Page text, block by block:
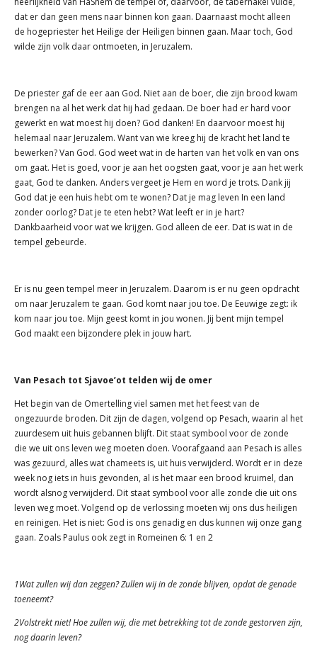
dat er dan geen mens naar binnen kon gaan. Daarnaast mocht alleen
de hogepriester het Heilige der Heiligen binnen gaan. Maar toch, God
wilde zijn volk daar ontmoeten, in Jeruzalem.
De priester gaf de eer aan God. Niet aan de boer, die zijn brood kwam
brengen na al het werk dat hij had gedaan. De boer had er hard voor
gewerkt en wat moest hij doen? God danken! En daarvoor moest hij
helemaal naar Jeruzalem. Want van wie kreeg hij de kracht het land te
bewerken? Van God. God weet wat in de harten van het volk en van ons
om gaat. Het is goed, voor je aan het oogsten gaat, voor je aan het werk
gaat, God te danken. Anders vergeet je Hem en word je trots. Dank jij
God dat je een huis hebt om te wonen? Dat je mag leven In een land
zonder oorlog? Dat je te eten hebt? Wat leeft er in je hart?
Dankbaarheid voor wat we krijgen. God alleen de eer. Dat is wat in de
tempel gebeurde.
Er is nu geen tempel meer in Jeruzalem. Daarom is er nu geen opdracht
om naar Jeruzalem te gaan. God komt naar jou toe. De Eeuwige zegt: ik
kom naar jou toe. Mijn geest komt in jou wonen. Jij bent mijn tempel
God maakt een bijzondere plek in jouw hart.
Van Pesach tot Sjavoe’ot telden wij de omer
Het begin van de Omertelling viel samen met het feest van de
ongezuurde broden. Dit zijn de dagen, volgend op Pesach, waarin al het
zuurdesem uit huis gebannen blijft. Dit staat symbool voor de zonde
die we uit ons leven weg moeten doen. Voorafgaand aan Pesach is alles
was gezuurd, alles wat chameets is, uit huis verwijderd. Wordt er in deze
week nog iets in huis gevonden, al is het maar een brood kruimel, dan
wordt alsnog verwijderd. Dit staat symbool voor alle zonde die uit ons
leven weg moet. Volgend op de verlossing moeten wij ons dus heiligen
en reinigen. Het is niet: God is ons genadig en dus kunnen wij onze gang
gaan. Zoals Paulus ook zegt in Romeinen 6: 1 en 2
1Wat zullen wij dan zeggen? Zullen wij in de zonde blijven, opdat de genade
toeneemt?
2Volstrekt niet! Hoe zullen wij, die met betrekking tot de zonde gestorven zijn,
nog daarin leven?